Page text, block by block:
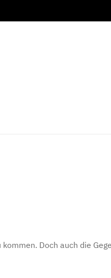
Doch auch die